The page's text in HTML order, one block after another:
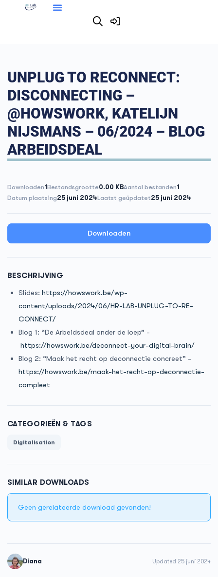
UNPLUG TO RECONNECT:
DISCONNECTING –
@HOWSWORK, KATELIJN
NIJSMANS – 06/2024 – BLOG
ARBEIDSDEAL
Downloaden1Bestandsgrootte0.00 KBAantal bestanden1
Datum plaatsing25 juni 2024Laatst geüpdatet25 juni 2024
Downloaden
BESCHRIJVING
Slides:https://howswork.be/wp-
content/uploads/2024/06/HR-LAB-UNPLUG-TO-RE-
CONNECT/
Blog 1: “De Arbeidsdeal onder de loep” -
https://howswork.be/deconnect-your-digital-brain/
Blog 2: “Maak het recht op deconnectie concreet” -
https://howswork.be/maak-het-recht-op-deconnectie-
compleet
CATEGORIEËN & TAGS
Digitalisation
SIMILAR DOWNLOADS
Geen gerelateerde download gevonden!
Diana Updated 25 juni 2024